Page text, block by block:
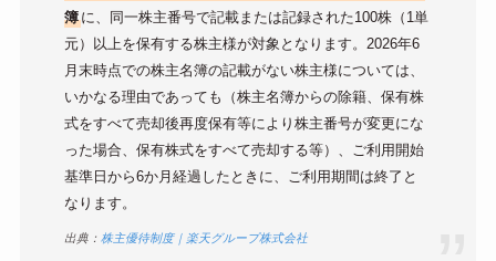
簿に、同一株主番号で記載または記録された100株（1単
元）以上を保有する株主様が対象となります。2026年6
月末時点での株主名簿の記載がない株主様については、
いかなる理由であっても（株主名簿からの除籍、保有株
式をすべて売却後再度保有等により株主番号が変更にな
った場合、保有株式をすべて売却する等）、ご利用開始
基準日から6か月経過したときに、ご利用期間は終了と
なります。
出典：株主優待制度｜楽天グループ株式会社